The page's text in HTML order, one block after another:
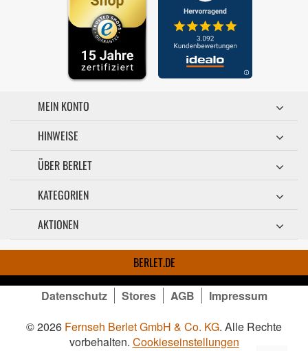
MEIN KONTO
HINWEISE
ÜBER BERLET
KATEGORIEN
AKTIONEN
BERLET.DE
Datenschutz Stores AGB
Impressum
© 2026 Fernseh Berlet GmbH & Co. KG. Alle Rechte
vorbehalten. Cookieseinstellungen